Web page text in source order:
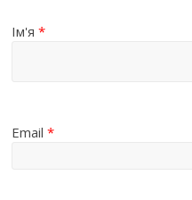
Ім'я*
Email*